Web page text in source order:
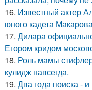
16. Известный актер
юного кадета
17. Дилара
Егором кридом
18. Роль мамы
кулидж навсегда.
19. Два года поиска -